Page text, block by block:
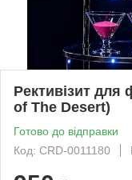
Рективізит для
of The Desert)
Готово до відправки
Код: CRD-0011180